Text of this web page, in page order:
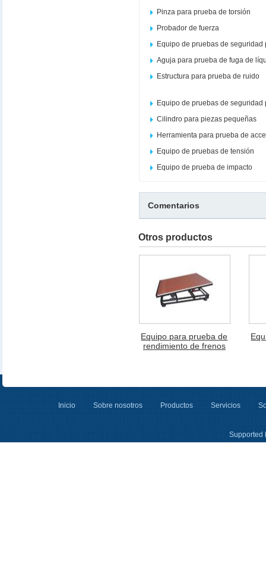
Pinza para prueba de torsión
Probador de fuerza
Equipo de pruebas de seguridad
Aguja para prueba de fuga de
Estructura para prueba de ruido
Equipo de pruebas de seguridad
Cilindro para piezas pequeñas
Herramienta para prueba de
Equipo de pruebas de tensión
Equipo de prueba de impacto
Comentarios
Otros productos
Equipo para prueba de
rendimiento de frenos
Inicio Sobre nosotros Productos Servicios
Supported